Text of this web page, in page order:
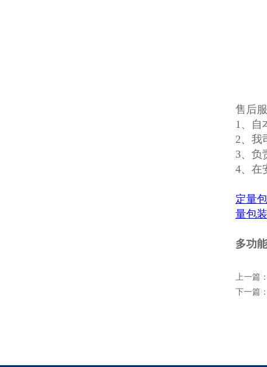
售后
1、自
2、我
3、负
4、在
定量
量包
多功
上一篇
下一篇